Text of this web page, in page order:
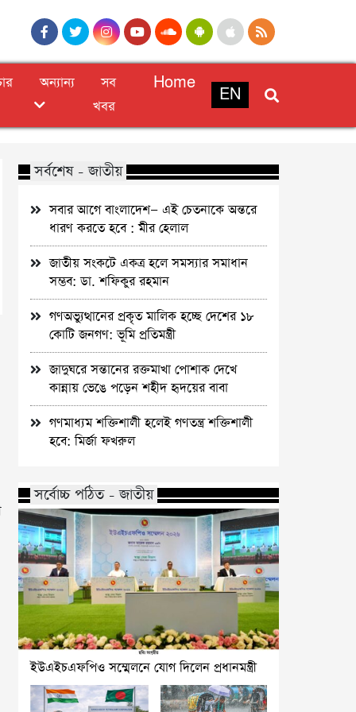
অন্যান্য
সব
খবর
Home
EN
সর্বশেষ - জাতীয়
সবার আগে বাংলাদেশ— এই চেতনাকে অন্তরে
ধারণ করতে হবে : মীর হেলাল
জাতীয় সংকটে একত্র হলে সমস্যার সমাধান
সম্ভব: ডা. শফিকুর রহমান
গণঅভ্যুত্থানের প্রকৃত মালিক হচ্ছে দেশের ১৮
কোটি জনগণ: ভূমি প্রতিমন্ত্রী
জাদুঘরে সন্তানের রক্তমাখা পোশাক দেখে
কান্নায় ভেঙে পড়েন শহীদ হৃদয়ের বাবা
গণমাধ্যম শক্তিশালী হলেই গণতন্ত্র শক্তিশালী
হবে: মির্জা ফখরুল
সর্বোচ্চ পঠিত - জাতীয়
ইউএইচএফপিও সম্মেলনে যোগ দিলেন প্রধানমন্ত্রী